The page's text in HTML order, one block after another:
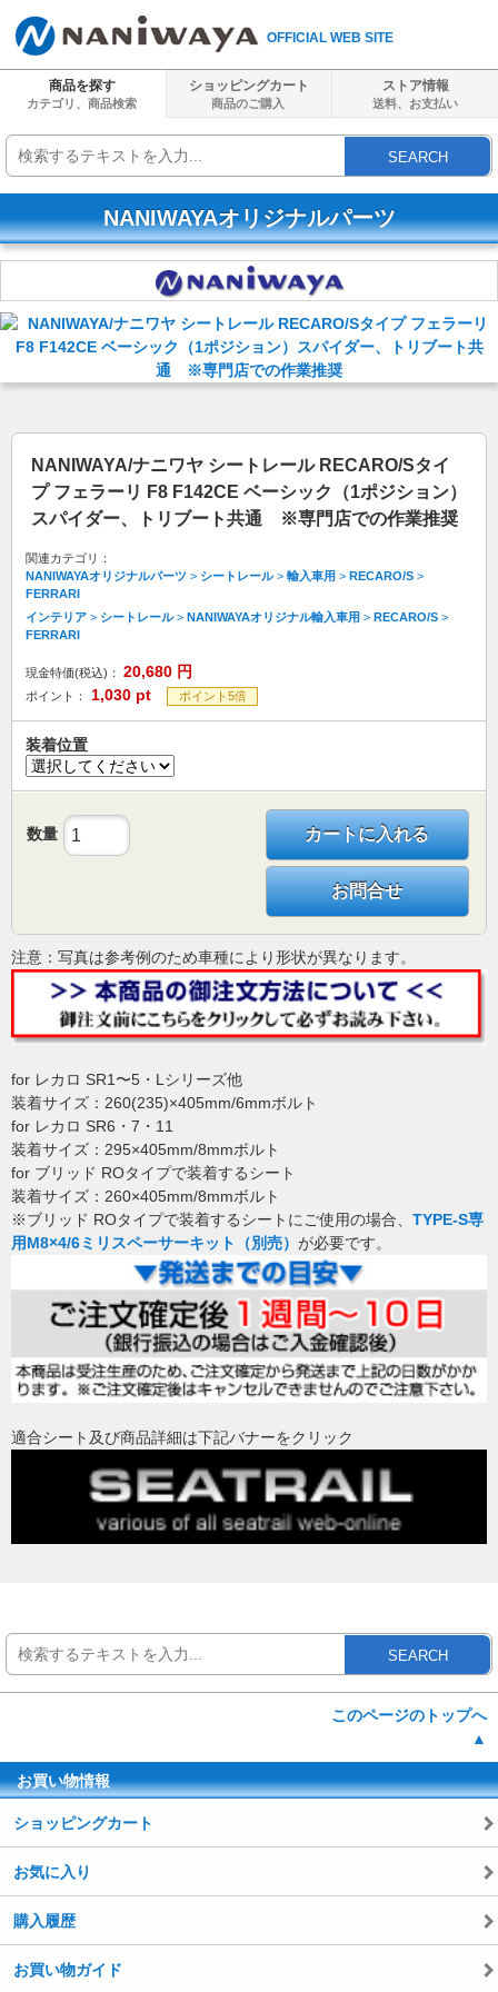
OFFICIAL WEB SITE
商品を探す
カテゴリ、商品検索
ショッピングカート
商品のご購入
ストア情報
送料、 お支払い
SEARCH
NANIWAYAオリジナルパーツ
NANIWAYA/ナニワヤ シートレール RECARO/Sタイ
プ フェラーリ F8 F142CE ベーシック（1ポジション）
スパイダー、トリブート共通 ※専門店での作業推奨
関連カテゴリ：
NANIWAYAオリジナルパーツ > シートレール> 輸入車用 > RECARO/S >
FERRARI
インテリア > シートレール> NANIWAYAオリジナル輸入車用 > RECARO/S >
FERRARI
現金特価(税込)： 20,680 円
ポイント： 1,030 pt ポイント5倍
装着位置
数量 カートに入れる
お問合せ
注意：写真は参考例のため車種により形状が異なります。
for レカロ SR1〜5・Lシリーズ他
装着サイズ：260(235)×405mm/6mmボルト
for レカロ SR6・7・11
装着サイズ：295×405mm/8mmボルト
for ブリッド ROタイプで装着するシート
装着サイズ：260×405mm/8mmボルト
※ブリッド ROタイプで装着するシートにご使用の場合、 TYPE-S専
用M8×4/6ミリスペーサーキット（別売） が必要です。
適合シート及び商品詳細は下記バナーをクリック
SEARCH
このページのトップへ
▲
お買い物情報
ショッピングカート
お気に入り
購入履歴
お買い物ガイド